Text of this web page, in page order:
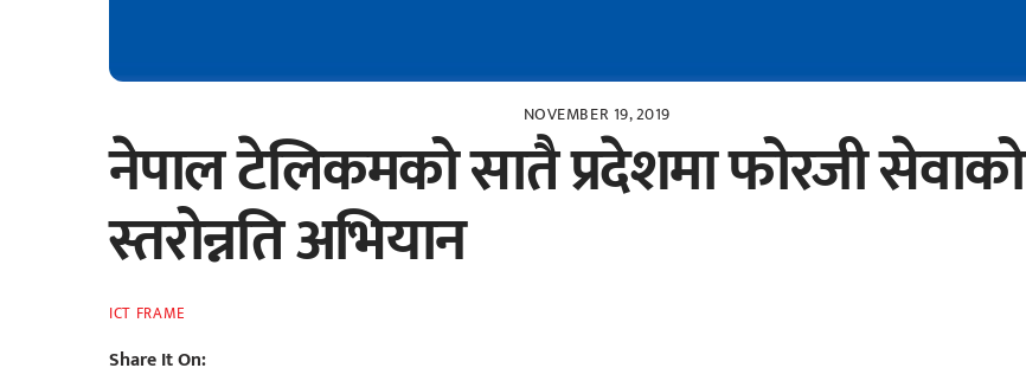
NOVEMBER 19, 2019
नेपाल टेलिकमको सातै प्रदेशमा फोरजी सेवाको
स्तरोन्नति अभियान
ICT FRAME
Share It On: